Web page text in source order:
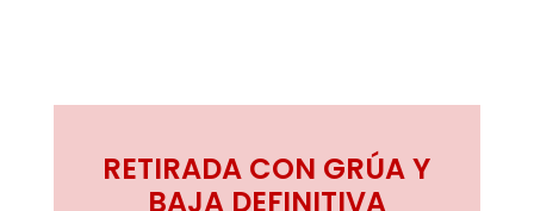
RETIRADA CON GRÚA Y
BAJA DEFINITIVA